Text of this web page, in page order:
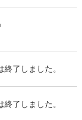
了しました。
了しました。